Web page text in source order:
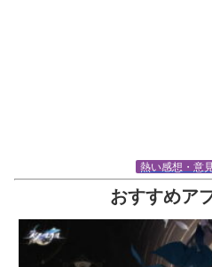
熱い感想・意
おすすめア